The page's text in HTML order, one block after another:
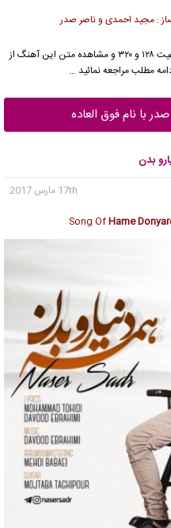
: مجید احمدی و ناصر صدر
با کیفیت ۱۲۸ و ۳۲۰ و مشاهده متن این آهنگ از
مطلب مراجعه نمائید …
با نام فوق العاده
بدن
17th مارس 2017
Song OfHame